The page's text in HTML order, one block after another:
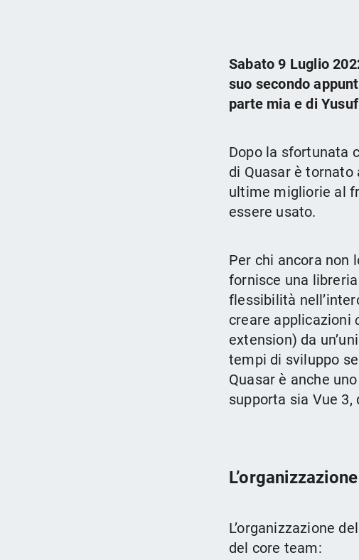
Sabato 9 Luglio
suo secondo
parte mia e di
Dopo la sfortunata
di Quasar è
ultime migliorie al
essere usato.
Per chi ancora non
fornisce una
flessibilità
creare applicazioni
extension) da
tempi di sviluppo
Quasar è anche
supporta sia Vue
L’organizzazione
del core team: